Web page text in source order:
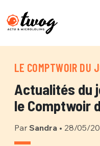
LE COMPTWOIR DU
Actualités du
le Comptwoir
Par Sandra • 28/05/
PSEUDO*
EMAIL*
PSEUDO
VOTRE
Que